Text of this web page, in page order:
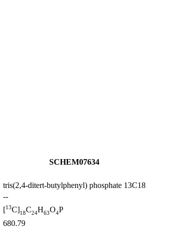
SCHEM07634
tris(2,4-ditert-butylphenyl) phosphate 13C18
--
[13C]18C24H63O4P
680.79